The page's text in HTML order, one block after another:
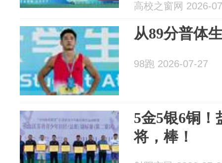
高校之窗网 2026-
从89分普体
98跑 2026-07-27
5金5银6铜
将，棒！